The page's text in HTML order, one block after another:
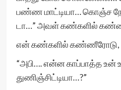
பண்ண மாட்டியா… கொஞ்ச
டா…” அவள் கண்களில்
என் கண்களில் கண்ணீரோடு,
“அபி…. என்ன காப்பாத்த உன்
துணிஞ்சிட்டியா…?”